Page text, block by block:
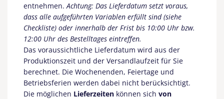
entnehmen. Achtung: Das Lieferdatum setzt voraus,
dass alle aufgeführten Variablen erfüllt sind (siehe
Checkliste) oder innerhalb der Frist bis 10:00 Uhr bzw.
12:00 Uhr des Bestelltages eintreffen.
Das voraussichtliche Lieferdatum wird aus der
Produktionszeit und der Versandlaufzeit für Sie
berechnet. Die Wochenenden, Feiertage und
Betriebsferien werden dabei nicht berücksichtigt.
Die möglichen Lieferzeiten können sich von